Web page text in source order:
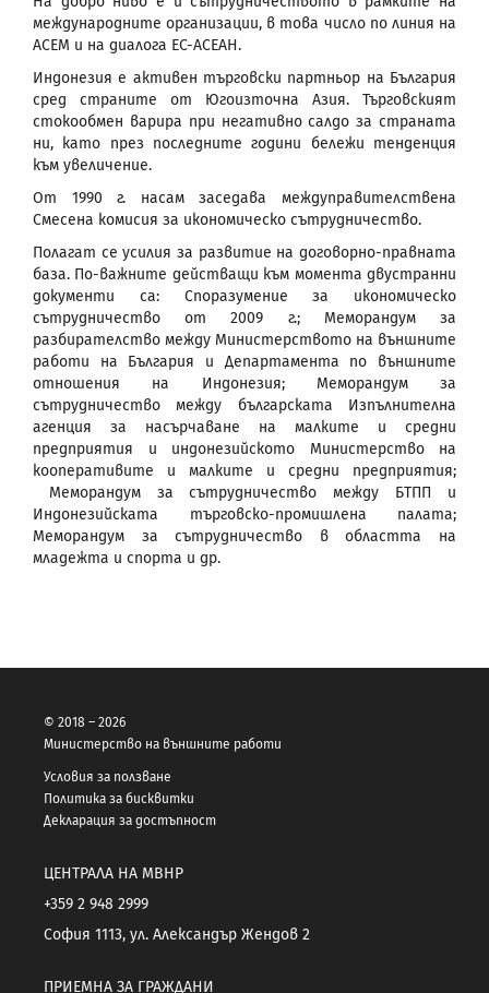
международните организации, в това число по линия на
АСЕМ и на диалога ЕС-АСЕАН.
Индонезия е активен търговски партньор на България
сред страните от Югоизточна Азия. Търговският
стокообмен варира при негативно салдо за страната
ни, като през последните години бележи тенденция
към увеличение.
От 1990 г. насам заседава междуправителствена
Смесена комисия за икономическо сътрудничество.
Полагат се усилия за развитие на договорно-правната
база. По-важните действащи към момента двустранни
документи са: Споразумение за икономическо
сътрудничество от 2009 г.; Меморандум за
разбирателство между Министерството на външните
работи на България и Департамента по външните
отношения на Индонезия; Меморандум за
сътрудничество между българската Изпълнителна
агенция за насърчаване на малките и средни
предприятия и индонезийското Министерство на
кооперативите и малките и средни предприятия;
Меморандум за сътрудничество между БТПП и
Индонезийската търговско-промишлена палата;
Меморандум за сътрудничество в областта на
младежта и спорта и др.
© 2018 – 2026
Министерство на външните работи
Условия за ползване
Политика за бисквитки
Декларация за достъпност
ЦЕНТРАЛА НА МВНР
+359 2 948 2999
София 1113, ул. Александър Жендов 2
ПРИЕМНА ЗА ГРАЖДАНИ